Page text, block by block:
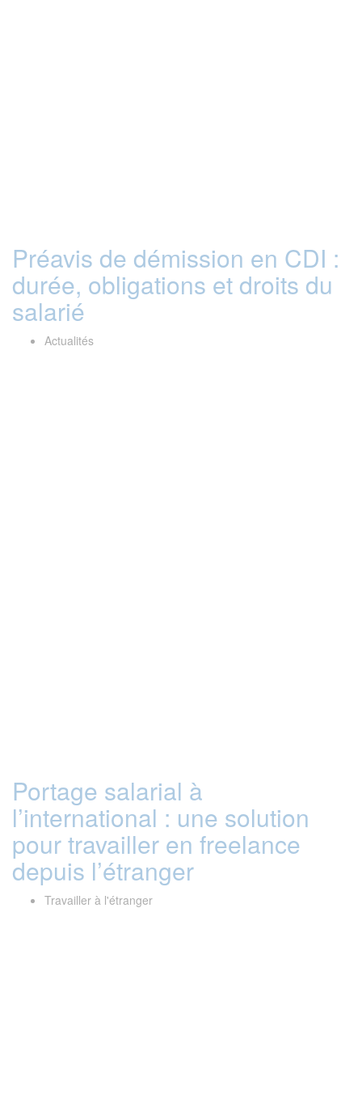
Préavis de démission en CDI :
durée, obligations et droits du
salarié
Actualités
Portage salarial à
l’international : une solution
pour travailler en freelance
depuis l’étranger
Travailler à l'étranger